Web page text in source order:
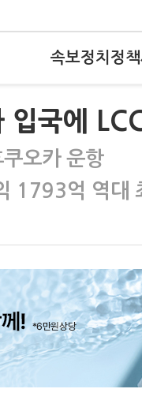
속보정치 정책
국에
오카 운항
1793억 역대